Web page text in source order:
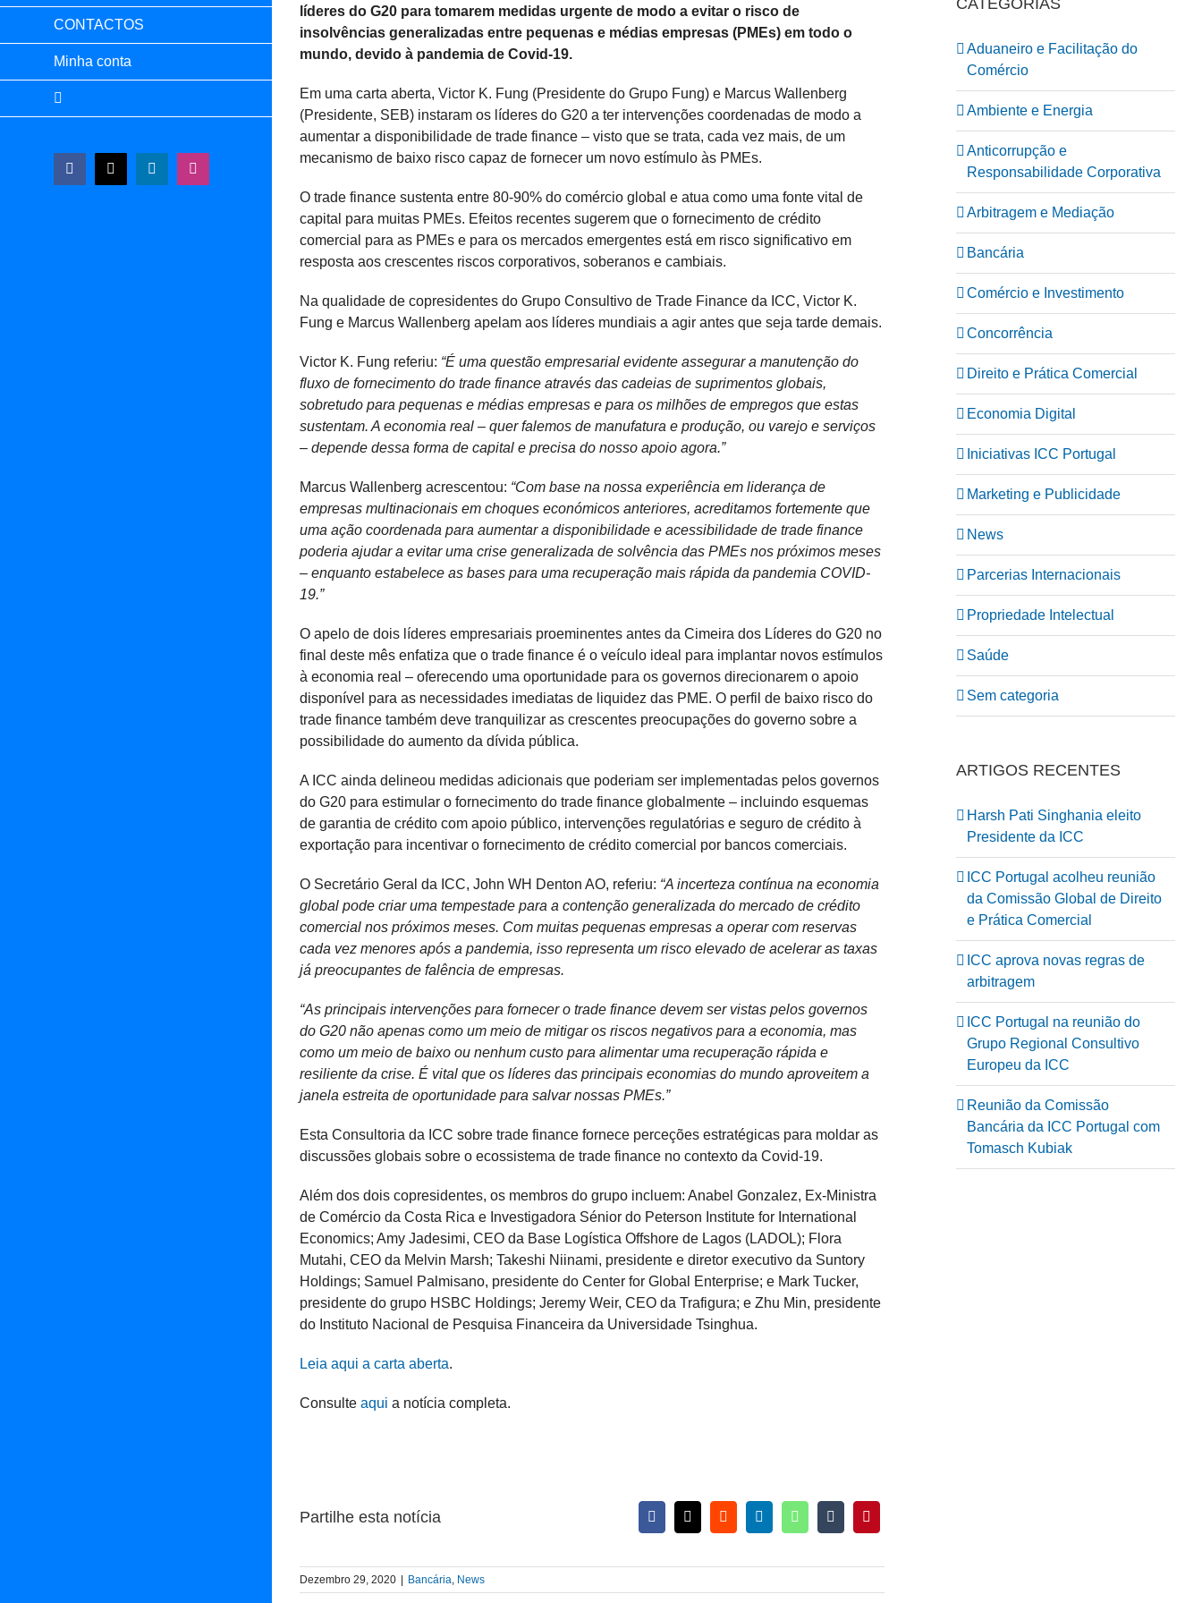
CONTACTOS
Minha conta
Facebook
X LinkedInInstagram
líderes do G20 para tomarem medidas urgente de modo a evitar o risco de
insolvências generalizadas entre pequenas e médias empresas (PMEs) em todo o
mundo, devido à pandemia de Covid-19.
Em uma carta aberta, Victor K. Fung (Presidente do Grupo Fung) e Marcus Wallenberg
(Presidente, SEB) instaram os líderes do G20 a ter intervenções coordenadas de modo a
aumentar a disponibilidade de trade finance – visto que se trata, cada vez mais, de um
mecanismo de baixo risco capaz de fornecer um novo estímulo às PMEs.
O trade finance sustenta entre 80-90% do comércio global e atua como uma fonte vital de
capital para muitas PMEs. Efeitos recentes sugerem que o fornecimento de crédito
comercial para as PMEs e para os mercados emergentes está em risco significativo em
resposta aos crescentes riscos corporativos, soberanos e cambiais.
Na qualidade de copresidentes do Grupo Consultivo de Trade Finance da ICC, Victor K.
Fung e Marcus Wallenberg apelam aos líderes mundiais a agir antes que seja tarde demais.
Victor K. Fung referiu: “É uma questão empresarial evidente assegurar a manutenção do
fluxo de fornecimento do trade finance através das cadeias de suprimentos globais,
sobretudo para pequenas e médias empresas e para os milhões de empregos que estas
sustentam. A economia real – quer falemos de manufatura e produção, ou varejo e serviços
– depende dessa forma de capital e precisa do nosso apoio agora.”
Marcus Wallenberg acrescentou: “Com base na nossa experiência em liderança de
empresas multinacionais em choques económicos anteriores, acreditamos fortemente que
uma ação coordenada para aumentar a disponibilidade e acessibilidade de trade finance
poderia ajudar a evitar uma crise generalizada de solvência das PMEs nos próximos meses
– enquanto estabelece as bases para uma recuperação mais rápida da pandemia COVID-
19.”
O apelo de dois líderes empresariais proeminentes antes da Cimeira dos Líderes do G20 no
final deste mês enfatiza que o trade finance é o veículo ideal para implantar novos estímulos
à economia real – oferecendo uma oportunidade para os governos direcionarem o apoio
disponível para as necessidades imediatas de liquidez das PME. O perfil de baixo risco do
trade finance também deve tranquilizar as crescentes preocupações do governo sobre a
possibilidade do aumento da dívida pública.
A ICC ainda delineou medidas adicionais que poderiam ser implementadas pelos governos
do G20 para estimular o fornecimento do trade finance globalmente – incluindo esquemas
de garantia de crédito com apoio público, intervenções regulatórias e seguro de crédito à
exportação para incentivar o fornecimento de crédito comercial por bancos comerciais.
O Secretário Geral da ICC, John WH Denton AO, referiu: “A incerteza contínua na economia
global pode criar uma tempestade para a contenção generalizada do mercado de crédito
comercial nos próximos meses. Com muitas pequenas empresas a operar com reservas
cada vez menores após a pandemia, isso representa um risco elevado de acelerar as taxas
já preocupantes de falência de empresas.
“As principais intervenções para fornecer o trade finance devem ser vistas pelos governos
do G20 não apenas como um meio de mitigar os riscos negativos para a economia, mas
como um meio de baixo ou nenhum custo para alimentar uma recuperação rápida e
resiliente da crise. É vital que os líderes das principais economias do mundo aproveitem a
janela estreita de oportunidade para salvar nossas PMEs.”
Esta Consultoria da ICC sobre trade finance fornece perceções estratégicas para moldar as
discussões globais sobre o ecossistema de trade finance no contexto da Covid-19.
Além dos dois copresidentes, os membros do grupo incluem: Anabel Gonzalez, Ex-Ministra
de Comércio da Costa Rica e Investigadora Sénior do Peterson Institute for International
Economics; Amy Jadesimi, CEO da Base Logística Offshore de Lagos (LADOL); Flora
Mutahi, CEO da Melvin Marsh; Takeshi Niinami, presidente e diretor executivo da Suntory
Holdings; Samuel Palmisano, presidente do Center for Global Enterprise; e Mark Tucker,
presidente do grupo HSBC Holdings; Jeremy Weir, CEO da Trafigura; e Zhu Min, presidente
do Instituto Nacional de Pesquisa Financeira da Universidade Tsinghua.
Leia aqui a carta aberta.
Consulte aqui a notícia completa.
Partilhe esta notícia
Dezembro 29, 2020 | Bancária, News
Aduaneiro e Facilitação do
Comércio
Ambiente e Energia
Anticorrupção e
Responsabilidade Corporativa
Arbitragem e Mediação
Bancária
Comércio e Investimento
Concorrência
Direito e Prática Comercial
Economia Digital
Iniciativas ICC Portugal
Marketing e Publicidade
News
Parcerias Internacionais
Propriedade Intelectual
Saúde
Sem categoria
ARTIGOS RECENTES
Harsh Pati Singhania eleito
Presidente da ICC
ICC Portugal acolheu reunião
da Comissão Global de Direito
e Prática Comercial
ICC aprova novas regras de
arbitragem
ICC Portugal na reunião do
Grupo Regional Consultivo
Europeu da ICC
Reunião da Comissão
Bancária da ICC Portugal com
Tomasch Kubiak